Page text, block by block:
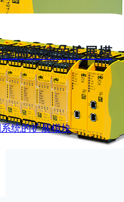
制系统的扩展模
统的扩展模块